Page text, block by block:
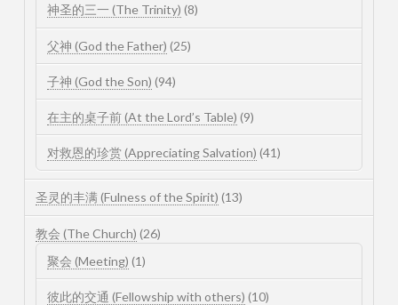
神圣的三一 (The Trinity) (8)
父神 (God the Father) (25)
子神 (God the Son) (94)
在主的桌子前 (At the Lord’s Table) (9)
对救恩的珍赏 (Appreciating Salvation) (41)
圣灵的丰满 (Fulness of the Spirit) (13)
教会 (The Church) (26)
聚会 (Meeting) (1)
彼此的交通 (Fellowship with others) (10)